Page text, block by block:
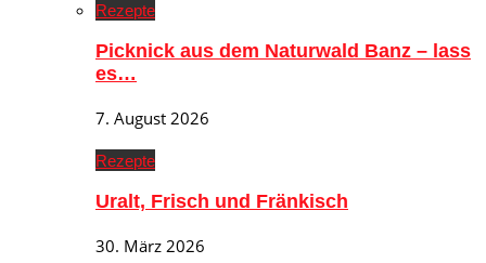
Rezepte
Picknick aus dem Naturwald Banz – lass
es…
7. August 2026
Rezepte
Uralt, Frisch und Fränkisch
30. März 2026